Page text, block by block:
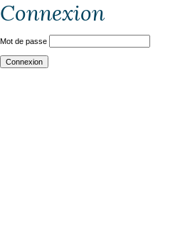
Connexion
Mot de passe